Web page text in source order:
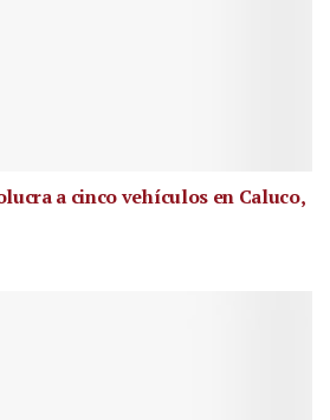
a cinco vehículos en Caluco,